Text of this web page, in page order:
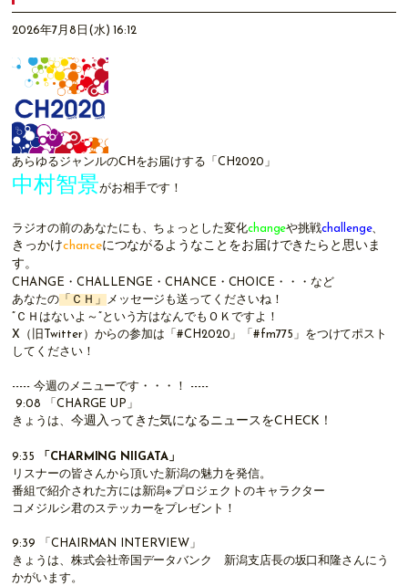
2026年7月8日(水) 16:12
あらゆるジャンルのCHをお届けする「CH2020」
中村智景がお相手です！
ラジオの前のあなたにも、ちょっとした変化changeや挑戦challenge、
きっかけchanceにつながるようなことをお届けできたらと思いま
す。
CHANGE・CHALLENGE・CHANCE・CHOICE・・・など
あなたの 「ＣＨ」
メッセージも送ってくださいね！
”ＣＨはないよ～”という方はなんでもＯＫですよ！
X（旧
Twitter） からの参加は「#CH2020」「#fm775」をつけてポスト
してください！
----- 今週のメニューです・・・！ -----
9:08
「CHARGE UP」
きょうは、今週入ってきた気になるニュースをCHECK！
9:35 「 CHARMING NIIGATA」
リスナーの皆さんから頂いた新潟の魅力を発信。
番組で紹介された方には新潟※プロジェクトのキャラクター
コメジルシ君のステッカーをプレゼント！
9:39 「 CHAIRMAN INTERVIEW 」
きょうは、株式会社帝国データバンク 新潟支店長の坂口和隆さんにう
かがいます。